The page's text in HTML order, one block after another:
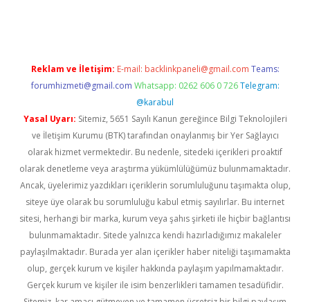
Reklam ve İletişim: E-mail: backlinkpaneli@gmail.com Teams:
forumhizmeti@gmail.com Whatsapp: 0262 606 0 726 Telegram:
@karabul
Yasal Uyarı: Sitemiz, 5651 Sayılı Kanun gereğince Bilgi Teknolojileri
ve İletişim Kurumu (BTK) tarafından onaylanmış bir Yer Sağlayıcı
olarak hizmet vermektedir. Bu nedenle, sitedeki içerikleri proaktif
olarak denetleme veya araştırma yükümlülüğümüz bulunmamaktadır.
Ancak, üyelerimiz yazdıkları içeriklerin sorumluluğunu taşımakta olup,
siteye üye olarak bu sorumluluğu kabul etmiş sayılırlar. Bu internet
sitesi, herhangi bir marka, kurum veya şahıs şirketi ile hiçbir bağlantısı
bulunmamaktadır. Sitede yalnızca kendi hazırladığımız makaleler
paylaşılmaktadır. Burada yer alan içerikler haber niteliği taşımamakta
olup, gerçek kurum ve kişiler hakkında paylaşım yapılmamaktadır.
Gerçek kurum ve kişiler ile isim benzerlikleri tamamen tesadüfidir.